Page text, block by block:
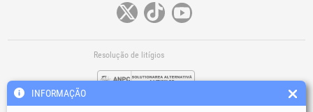
Resolução de litígios
INFORMAÇÃO